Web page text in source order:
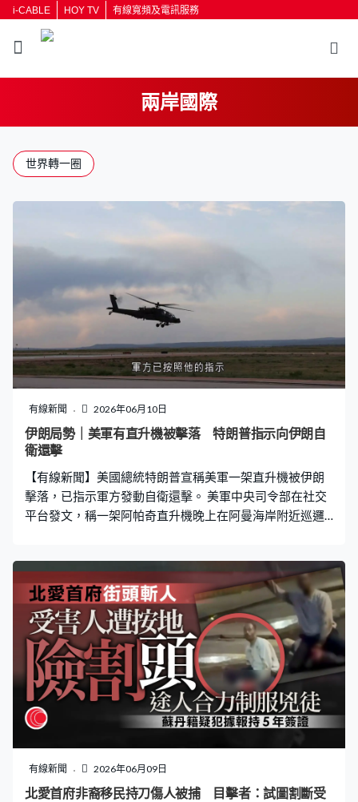
i-CABLE HOY TV 有線寬頻及電訊服務
兩岸國際
世界轉一圈
有線新聞 2026年06月10日
伊朗局勢｜美軍有直升機被擊落 特朗普指示向伊朗自
衛還擊
【有線新聞】美國總統特朗普宣稱美軍一架直升機被伊朗
擊落，已指示軍方發動自衛還擊。 美軍中央司令部在社交
平台發文，稱一架阿帕奇直升機晚上在阿曼海岸附近巡邏
方已按照他的指示對伊朗發動自衛性打擊，回應其無理侵
略行為。 伊朗外長阿拉格齊則稱因自身人為失誤、意外事
故，或可能被捲入戰火，而靠近伊朗的外國軍隊持續面臨
風險，若想確保安全就要離開。又指美國繼續試探伊朗的
決心，強調軍方對任何攻擊或威脅絕不姑息。
有線新聞 2026年06月09日
北愛首府非裔移民持刀傷人被捕 目擊者：試圖割斷受